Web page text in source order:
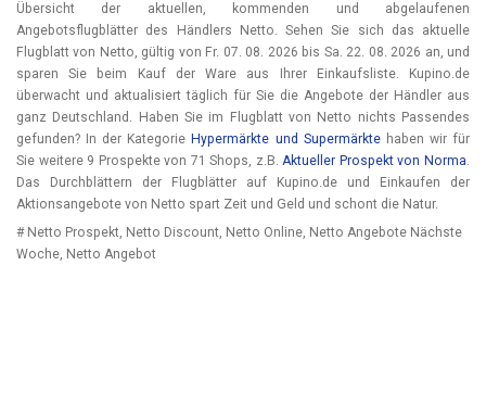
Übersicht der aktuellen, kommenden und abgelaufenen
Angebotsflugblätter des Händlers Netto. Sehen Sie sich das aktuelle
Flugblatt von Netto, gültig von Fr. 07. 08. 2026 bis Sa. 22. 08. 2026 an, und
sparen Sie beim Kauf der Ware aus Ihrer Einkaufsliste. Kupino.de
überwacht und aktualisiert täglich für Sie die Angebote der Händler aus
ganz Deutschland. Haben Sie im Flugblatt von Netto nichts Passendes
gefunden? In der Kategorie Hypermärkte und Supermärktehaben wir für
Sie weitere 9 Prospekte von 71 Shops, z.B.Aktueller Prospekt von Norma.
Das Durchblättern der Flugblätter auf Kupino.de und Einkaufen der
Aktionsangebote von Netto spart Zeit und Geld und schont die Natur.
# Netto Prospekt, Netto Discount, Netto Online, Netto Angebote Nächste
Woche, Netto Angebot